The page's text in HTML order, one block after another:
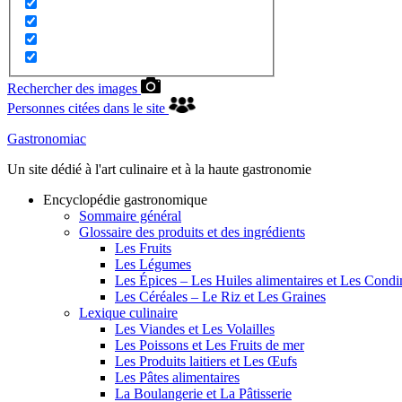
Rechercher des images
Personnes citées dans le site
Gastronomiac
Un site dédié à l'art culinaire et à la haute gastronomie
Encyclopédie gastronomique
Sommaire général
Glossaire des produits et des ingrédients
Les Fruits
Les Légumes
Les Épices – Les Huiles alimentaires et Les
Les Céréales – Le Riz et Les Graines
Lexique culinaire
Les Viandes et Les Volailles
Les Poissons et Les Fruits de mer
Les Produits laitiers et Les Œufs
Les Pâtes alimentaires
La Boulangerie et La Pâtisserie